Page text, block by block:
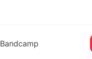
Bandcamp